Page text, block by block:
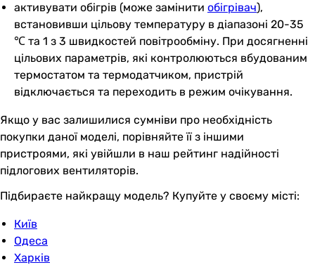
активувати обігрів (може замінити обігрівач),
встановивши цільову температуру в діапазоні 20-35
℃ та 1 з 3 швидкостей повітрообміну. При досягненні
цільових параметрів, які контролюються вбудованим
термостатом та термодатчиком, пристрій
відключається та переходить в режим очікування.
Якщо у вас залишилися сумніви про необхідність
покупки даної моделі, порівняйте її з іншими
пристроями, які увійшли в наш рейтинг надійності
підлогових вентиляторів.
Підбираєте найкращу модель? Купуйте у своєму місті:
Київ
Одеса
Харків